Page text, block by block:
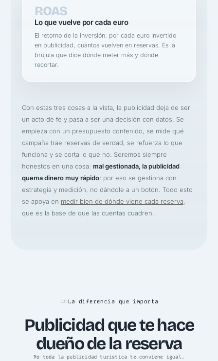
ROAS
Lo que vuelve por cada euro
El retorno de la inversión: por cada euro invertido
en publicidad, cuántos vuelven en reservas. Es la
brújula que dice dónde meter más y dónde
recortar.
Con estas tres cosas a la vista, la publicidad deja de ser
un acto de fe y pasa a ser una decisión con datos. Se
empieza con un presupuesto contenido, se mide qué
campaña trae reservas de verdad, se refuerza lo que
funciona y se corta lo que no. Seremos siempre
honestos en una cosa: mal gestionada, la publicidad
quema dinero muy rápido; por eso se gestiona con
estrategia y medición, no dándole a un botón. Todo esto
se apoya en medir bien de dónde viene cada reserva,
que es la base de que las cuentas cuadren.
La diferencia que importa
Publicidad que te hace
dueño de la reserva
No toda la publicidad turística te conviene igual.